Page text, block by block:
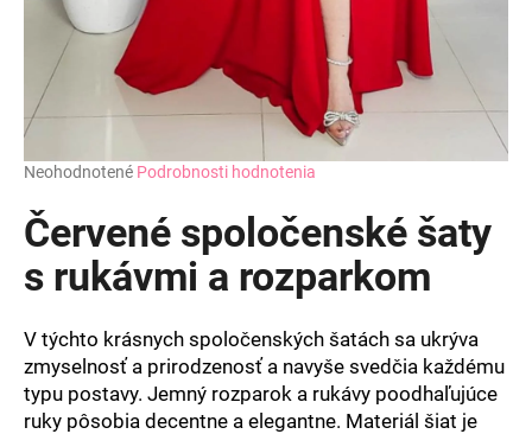
Priemerné
produktu
je
z
hviezdičiek.
Neohodnotené Podrobnosti hodnotenia
Červené spoločenské šaty
s rukávmi a rozparkom
V týchto krásnych spoločenských šatách sa ukrýva
zmyselnosť a prirodzenosť a navyše svedčia každému
typu postavy. Jemný rozparok a rukávy poodhaľujúce
ruky pôsobia decentne a elegantne. Materiál šiat je